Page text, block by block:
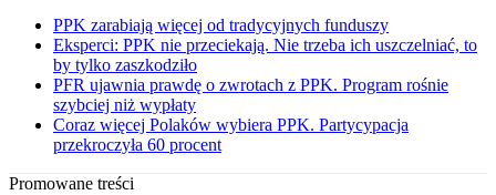
PPK zarabiają więcej od tradycyjnych funduszy
Eksperci: PPK nie przeciekają. Nie trzeba ich uszczelniać, to
by tylko zaszkodziło
PFR ujawnia prawdę o zwrotach z PPK. Program rośnie
szybciej niż wypłaty
Coraz więcej Polaków wybiera PPK. Partycypacja
przekroczyła 60 procent
Promowane treści